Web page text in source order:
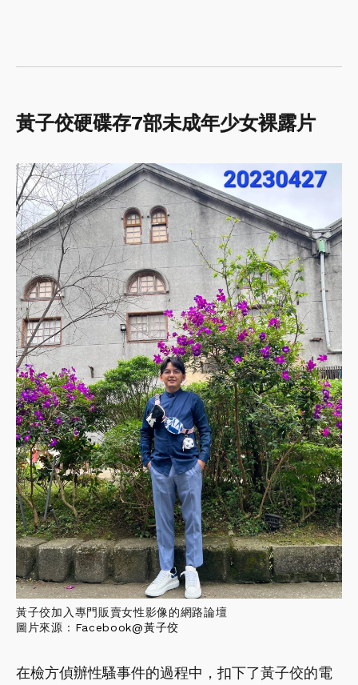
黃子佼硬碟存7部未成年少女裸露片
黃子佼加入專門販賣女性影像的網路論壇
圖片來源： Facebook@黃子佼
在檢方偵辦性騷事件的過程中，扣下了黃子佼的電